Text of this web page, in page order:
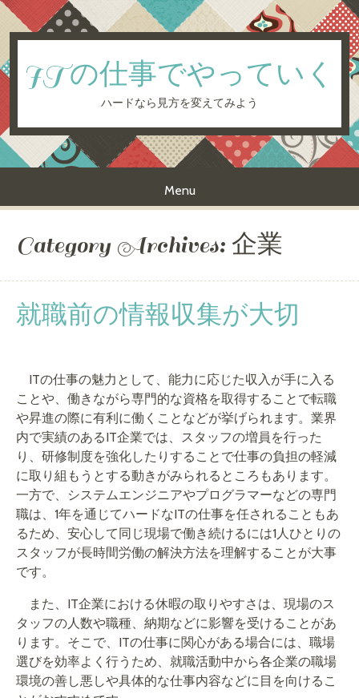
ITの仕事でやっていく
ハードなら見方を変えてみよう
Menu
Skip to content
Category Archives: 企業
就職前の情報収集が大切
ITの仕事の魅力として、能力に応じた収入が手に入る
ことや、働きながら専門的な資格を取得することで転職
や昇進の際に有利に働くことなどが挙げられます。業界
内で実績のあるIT企業では、スタッフの増員を行った
り、研修制度を強化したりすることで仕事の負担の軽減
に取り組もうとする動きがみられるところもあります。
一方で、システムエンジニアやプログラマーなどの専門
職は、1年を通じてハードなITの仕事を任されることもあ
るため、安心して同じ現場で働き続けるには1人ひとりの
スタッフが長時間労働の解決方法を理解することが大事
です。
また、IT企業における休暇の取りやすさは、現場のス
タッフの人数や職種、納期などに影響を受けることがあ
ります。そこで、ITの仕事に関心がある場合には、職場
選びを効率よく行うため、就職活動中から各企業の職場
環境の善し悪しや具体的な仕事内容などに目を向けるこ